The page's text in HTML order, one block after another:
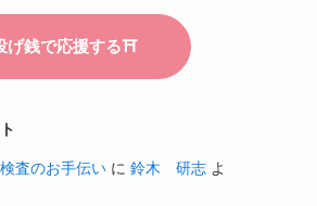
査のお手伝い に 鈴木 研志 よ